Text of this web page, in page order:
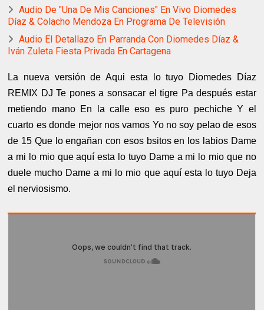
Audio De "Una De Mis Canciones" En Vivo Diomedes
Díaz & Colacho Mendoza En Programa De Televisión
Audio El Detallazo En Parranda Con Diomedes Díaz &
Iván Zuleta Fiesta Privada En Cartagena
La nueva versión de Aqui esta lo tuyo Diomedes Díaz
REMIX DJ Te pones a sonsacar el tigre Pa después estar
metiendo mano En la calle eso es puro pechiche Y el
cuarto es donde mejor nos vamos Yo no soy pelao de esos
de 15 Que lo engañan con esos bsitos en los labios Dame
a mi lo mio que aquí esta lo tuyo Dame a mi lo mio que no
duele mucho Dame a mi lo mio que aquí esta lo tuyo Deja
el nerviosismo.